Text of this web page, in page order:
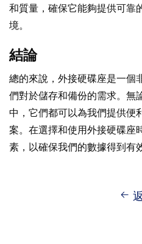
和質量，確保它能夠提供可靠
境。
結論
總的來說，外接硬碟座是一個
們對於儲存和備份的需求。無
中，它們都可以為我們提供便
案。在選擇和使用外接硬碟座
素，以確保我們的數據得到有